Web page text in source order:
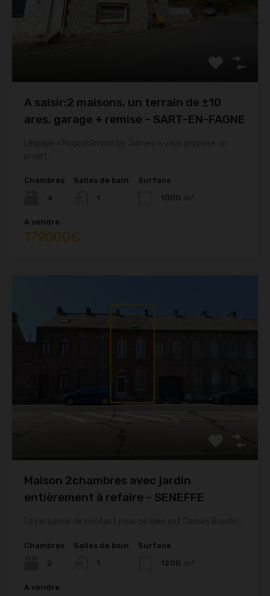
A saisir:2 maisons, un terrain de ±10
ares, garage + remise – SART-EN-FAGNE
Chambres
4
Salles de bain
1
Surface
1000 m²
A vendre
179000€
Maison 2chambres avec jardin
entièrement à refaire – SENEFFE
Chambres
2
Salles de bain
1
Surface
1200 m²
A vendre